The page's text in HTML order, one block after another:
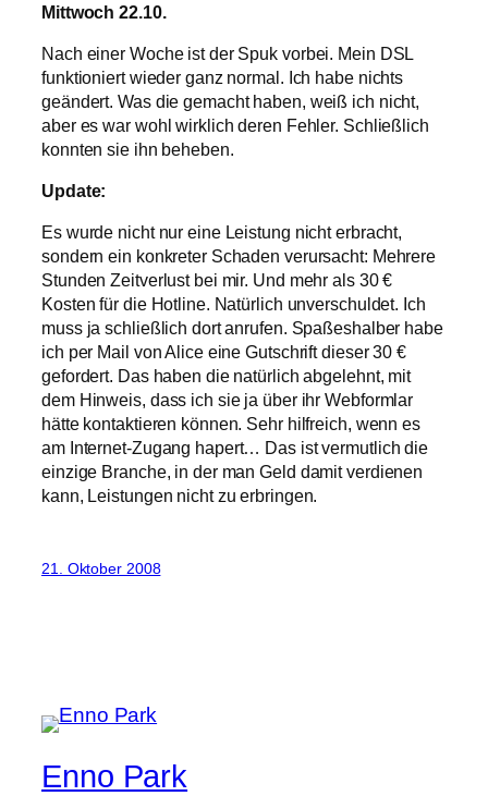
Mittwoch 22.10.
Nach einer Woche ist der Spuk vorbei. Mein DSL
funktioniert wieder ganz normal. Ich habe nichts
geändert. Was die gemacht haben, weiß ich nicht,
aber es war wohl wirklich deren Fehler. Schließlich
konnten sie ihn beheben.
Update:
Es wurde nicht nur eine Leistung nicht erbracht,
sondern ein konkreter Schaden verursacht: Mehrere
Stunden Zeitverlust bei mir. Und mehr als 30 €
Kosten für die Hotline. Natürlich unverschuldet. Ich
muss ja schließlich dort anrufen. Spaßeshalber habe
ich per Mail von Alice eine Gutschrift dieser 30 €
gefordert. Das haben die natürlich abgelehnt, mit
dem Hinweis, dass ich sie ja über ihr Webformlar
hätte kontaktieren können. Sehr hilfreich, wenn es
am Internet-Zugang hapert… Das ist vermutlich die
einzige Branche, in der man Geld damit verdienen
kann, Leistungen nicht zu erbringen.
21. Oktober 2008
Enno Park